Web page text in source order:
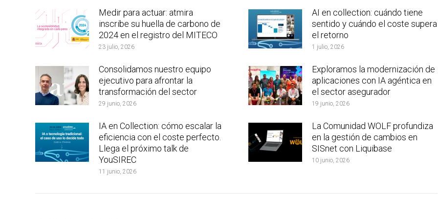
Medir para actuar: atmira
inscribe su huella de carbono de
2024 en el registro del MITECO
23 julio, 2026
AI en collection: cuándo tiene
sentido y cuándo el coste supera
el retorno
1 julio, 2026
Consolidamos nuestro equipo
ejecutivo para afrontar la
transformación del sector
29 junio, 2026
Exploramos la modernización de
aplicaciones con IA agéntica en
el sector asegurador
19 junio, 2026
IA en Collection: cómo escalar la
eficiencia con el coste perfecto.
Llega el próximo talk de
YouSIREC
11 junio, 2026
La Comunidad WOLF profundiza
en la gestión de cambios en
SISnet con Liquibase
10 junio, 2026